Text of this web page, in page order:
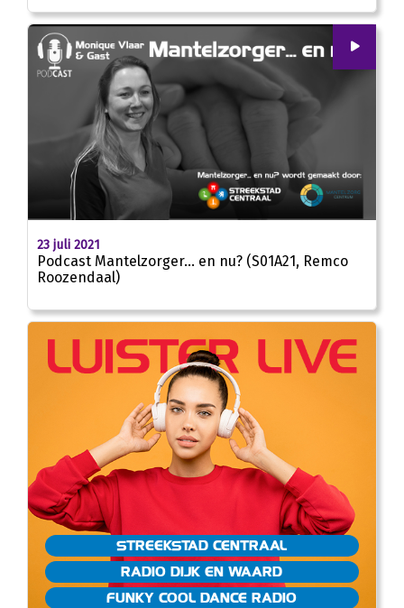
24:27
23 juli 2021
Podcast Mantelzorger… en nu? (S01A21, Remco
Roozendaal)
STREEKSTAD CENTRAAL
RADIO DIJK EN WAARD
FUNKY COOL DANCE RADIO